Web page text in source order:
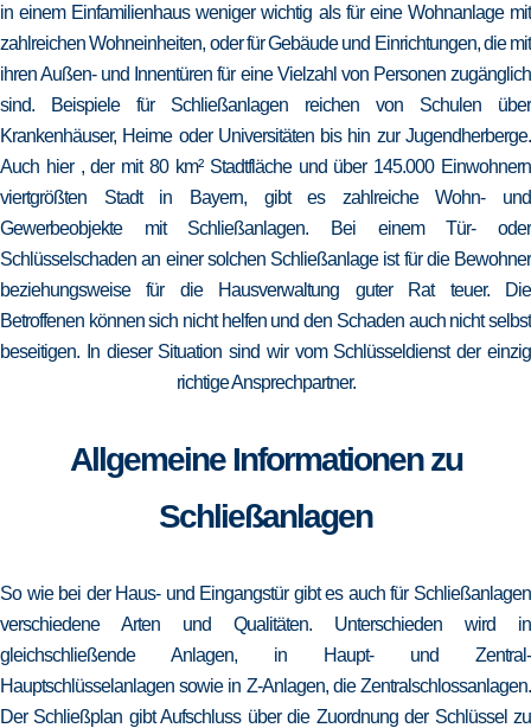
in einem Einfamilienhaus weniger wichtig als für eine Wohnanlage mit
zahlreichen Wohneinheiten, oder für Gebäude und Einrichtungen, die mit
ihren Außen- und Innentüren für eine Vielzahl von Personen zugänglich
sind. Beispiele für Schließanlagen reichen von Schulen über
Krankenhäuser, Heime oder Universitäten bis hin zur Jugendherberge.
Auch hier , der mit 80 km² Stadtfläche und über 145.000 Einwohnern
viertgrößten Stadt in Bayern, gibt es zahlreiche Wohn- und
Gewerbeobjekte mit Schließanlagen. Bei einem Tür- oder
Schlüsselschaden an einer solchen Schließanlage ist für die Bewohner
beziehungsweise für die Hausverwaltung guter Rat teuer. Die
Betroffenen können sich nicht helfen und den Schaden auch nicht selbst
beseitigen. In dieser Situation sind wir vom Schlüsseldienst der einzig
richtige Ansprechpartner.
Allgemeine Informationen zu
Schließanlagen
So wie bei der Haus- und Eingangstür gibt es auch für Schließanlagen
verschiedene Arten und Qualitäten. Unterschieden wird in
gleichschließende Anlagen, in Haupt- und Zentral-
Hauptschlüsselanlagen sowie in Z-Anlagen, die Zentralschlossanlagen.
Der Schließplan gibt Aufschluss über die Zuordnung der Schlüssel zu